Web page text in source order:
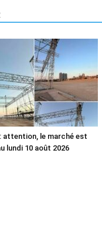
attention, le marché est
lundi 10 août 2026